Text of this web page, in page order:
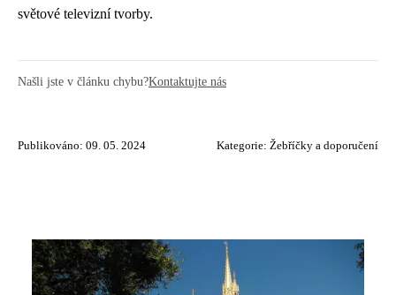
světové televizní tvorby.
Našli jste v článku chybu?Kontaktujte nás
Publikováno: 09. 05. 2024 Kategorie: Žebříčky a doporučení